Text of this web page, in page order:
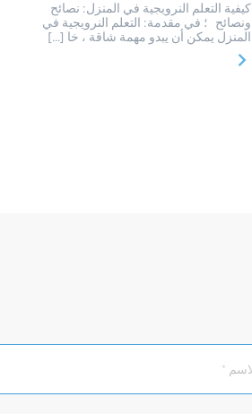
كيفية التعلم النرويجية في المنزل: نصائح
ونصائح ؛ في مقدمة: التعلم النرويجية في
المنزل يمكن أن يبدو مهمة شاقة ، خا […]